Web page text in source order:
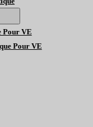
Pour VE
Pour VE